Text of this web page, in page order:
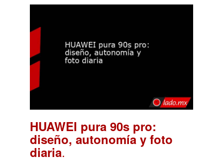
HUAWEI pura 90s pro:
diseño, autonomía y foto
diaria.